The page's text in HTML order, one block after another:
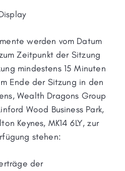
werden vom Datum
Zeitpunkt der Sitzung
mindestens 15 Minuten
Ende der Sitzung in den
Wealth Dragons Group
Wood Business Park,
Keynes, MK14 6LY, zur
stehen:
der